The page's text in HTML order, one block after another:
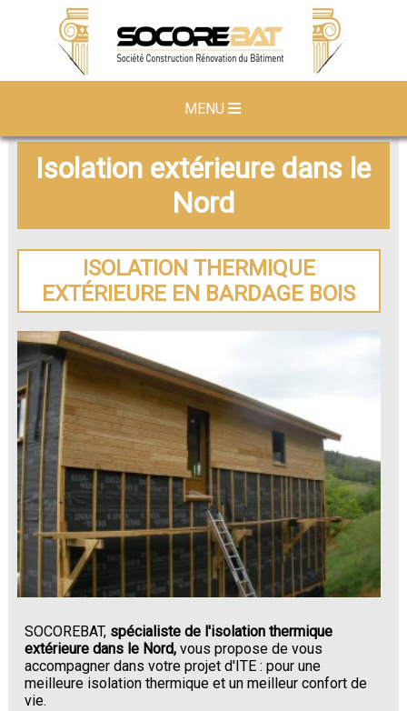
MENU
Isolation extérieure dans le
Nord
ISOLATION THERMIQUE
EXTÉRIEURE EN BARDAGE BOIS
SOCOREBAT, spécialiste de l'isolation thermique
extérieure dans le Nord, vous propose de vous
accompagner dans votre projet d'ITE : pour une
meilleure isolation thermique et un meilleur confort de
vie.